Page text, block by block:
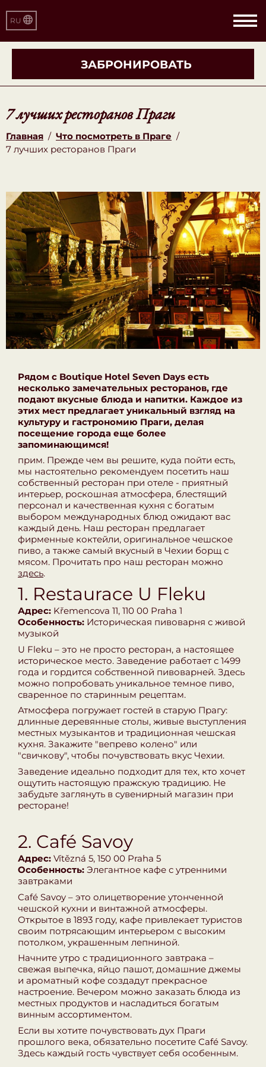
ЗАБРОНИРОВАТЬ
RU
7 лучших ресторанов Праги
Главная / Что посмотреть в Праге /
7 лучших ресторанов Праги
Рядом с Boutique Hotel Seven Days есть
несколько замечательных ресторанов, где
подают вкусные блюда и напитки. Каждое из
этих мест предлагает уникальный взгляд на
культуру и гастрономию Праги, делая
посещение города еще более
запоминающимся!
прим. Прежде чем вы решите, куда пойти есть,
мы настоятельно рекомендуем посетить наш
собственный ресторан при отеле - приятный
интерьер, роскошная атмосфера, блестящий
персонал и качественная кухня с богатым
выбором международных блюд ожидают вас
каждый день. Наш ресторан предлагает
фирменные коктейли, оригинальное чешское
пиво, а также самый вкусный в Чехии борщ с
мясом. Прочитать про наш ресторан можно
здесь.
1. Restaurace U Fleku
Адрес: Křemencova 11, 110 00 Praha 1
Особенность: Историческая пивоварня с живой
музыкой
U Fleku – это не просто ресторан, а настоящее
историческое место. Заведение работает с 1499
года и гордится собственной пивоварней. Здесь
можно попробовать уникальное темное пиво,
сваренное по старинным рецептам.
Атмосфера погружает гостей в старую Прагу:
длинные деревянные столы, живые выступления
местных музыкантов и традиционная чешская
кухня. Закажите "вепрево колено" или
"свичкову", чтобы почувствовать вкус Чехии.
Заведение идеально подходит для тех, кто хочет
ощутить настоящую пражскую традицию. Не
забудьте заглянуть в сувенирный магазин при
ресторане!
2. Café Savoy
Адрес: Vítězná 5, 150 00 Praha 5
Особенность: Элегантное кафе с утренними
завтраками
Café Savoy – это олицетворение утонченной
чешской кухни и винтажной атмосферы.
Открытое в 1893 году, кафе привлекает туристов
своим потрясающим интерьером с высоким
потолком, украшенным лепниной.
Начните утро с традиционного завтрака –
свежая выпечка, яйцо пашот, домашние джемы
и ароматный кофе создадут прекрасное
настроение. Вечером можно заказать блюда из
местных продуктов и насладиться богатым
винным ассортиментом.
Если вы хотите почувствовать дух Праги
прошлого века, обязательно посетите Café Savoy.
Здесь каждый гость чувствует себя особенным.